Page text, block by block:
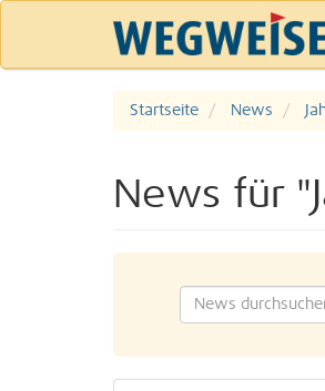
Startseite News
News für